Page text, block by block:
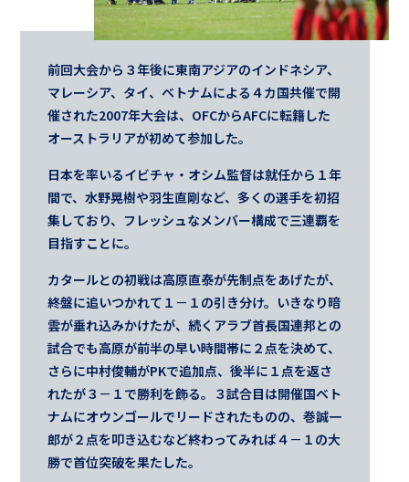
前回大会から３年後に東南アジアのインドネシア、
マレーシア、タイ、ベトナムによる４カ国共催で開
催された2007年大会は、OFCからAFCに転籍した
オーストラリアが初めて参加した。
日本を率いるイビチャ・オシム監督は就任から１年
間で、水野晃樹や羽生直剛など、多くの選手を初招
集しており、フレッシュなメンバー構成で三連覇を
目指すことに。
カタールとの初戦は高原直泰が先制点をあげたが、
終盤に追いつかれて１－１の引き分け。いきなり暗
雲が垂れ込みかけたが、続くアラブ首長国連邦との
試合でも高原が前半の早い時間帯に２点を決めて、
さらに中村俊輔がPKで追加点、後半に１点を返さ
れたが３－１で勝利を飾る。３試合目は開催国ベト
ナムにオウンゴールでリードされたものの、巻誠一
郎が２点を叩き込むなど終わってみれば４－１の大
勝で首位突破を果たした。